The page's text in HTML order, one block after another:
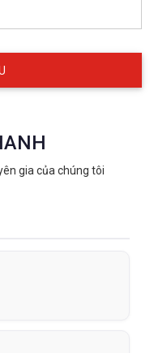
gia của chúng tôi